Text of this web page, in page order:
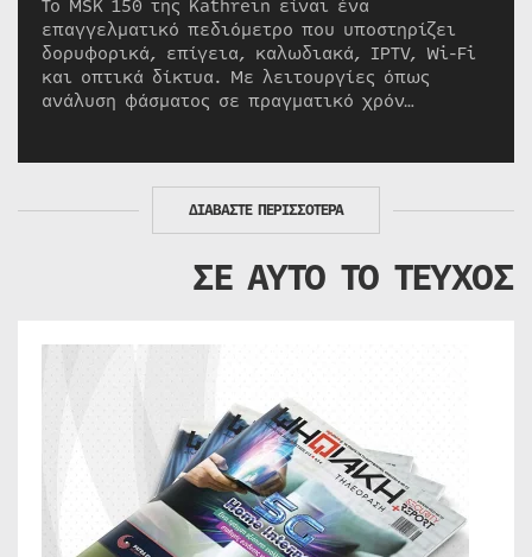
Το MSK 150 της Kathrein είναι ένα
επαγγελματικό πεδιόμετρο που υποστηρίζει
δορυφορικά, επίγεια, καλωδιακά, IPTV, Wi-Fi
και οπτικά δίκτυα. Με λειτουργίες όπως
ανάλυση φάσματος σε πραγματικό χρόν…
ΔΙΑΒΑΣΤΕ ΠΕΡΙΣΣΟΤΕΡΑ
ΣΕ ΑΥΤΟ ΤΟ ΤΕΥΧΟΣ